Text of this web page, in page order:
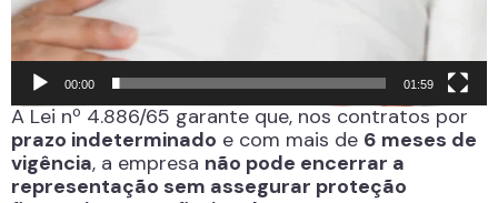
00:00 01:59
A Lei nº 4.886/65 garante que, nos contratos por
prazo indeterminado e com mais de 6 meses de
vigência, a empresa não pode encerrar a
representação sem assegurar proteção